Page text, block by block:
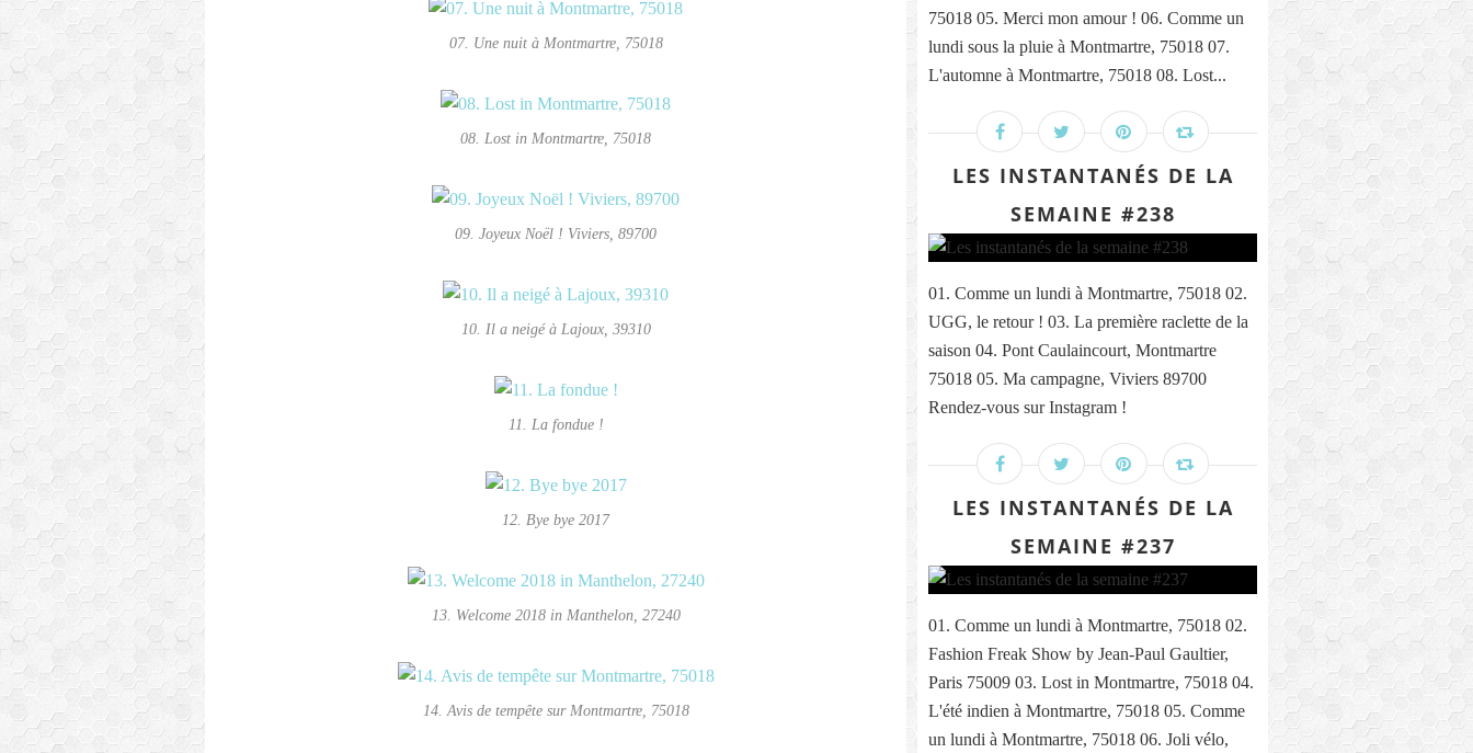
07. Une nuit à Montmartre, 75018
08. Lost in Montmartre, 75018
09. Joyeux Noël ! Viviers, 89700
10. Il a neigé à Lajoux, 39310
11. La fondue !
12. Bye bye 2017
13. Welcome 2018 in Manthelon, 27240
14. Avis de tempête sur Montmartre, 75018
75018 05. Merci mon amour ! 06. Comme un
lundi sous la pluie à Montmartre, 75018 07.
L'automne à Montmartre, 75018 08. Lost...
LES INSTANTANÉS DE LA
SEMAINE #238
01. Comme un lundi à Montmartre, 75018 02.
UGG, le retour ! 03. La première raclette de la
saison 04. Pont Caulaincourt, Montmartre
75018 05. Ma campagne, Viviers 89700
Rendez-vous sur Instagram !
LES INSTANTANÉS DE LA
SEMAINE #237
01. Comme un lundi à Montmartre, 75018 02.
Fashion Freak Show by Jean-Paul Gaultier,
Paris 75009 03. Lost in Montmartre, 75018 04.
L'été indien à Montmartre, 75018 05. Comme
un lundi à Montmartre, 75018 06. Joli vélo,